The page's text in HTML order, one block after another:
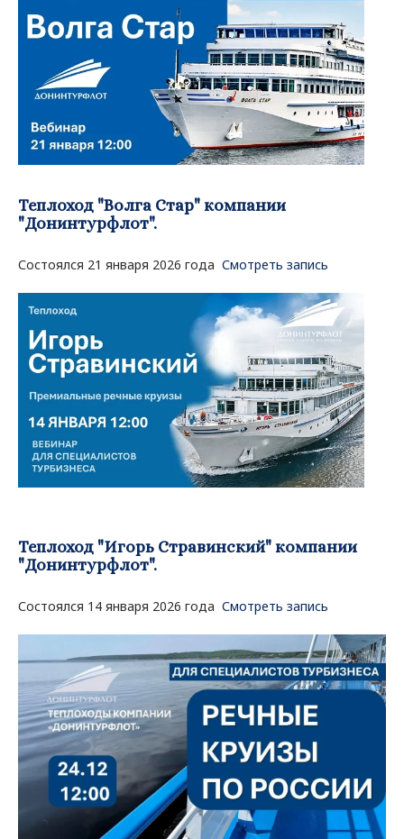
Теплоход "Волга Стар" компании
"Донинтурфлот".
Состоялся 21 января 2026 года Смотреть запись
Теплоход "Игорь Стравинский" компании
"Донинтурфлот".
Состоялся 14 января 2026 года Смотреть запись